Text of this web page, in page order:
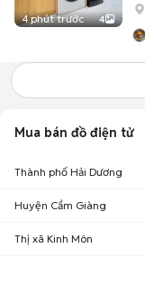
4 phút trước 4
Mua bán đồ điện tử
Thành phố Hải Dương
Huyện Cẩm Giàng
Thị xã Kinh Môn